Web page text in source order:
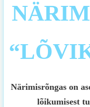
Närimisrõngas on
lõikumisest